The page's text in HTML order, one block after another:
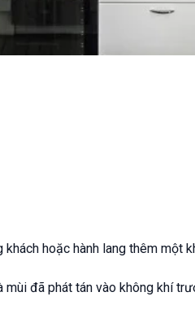
hoặc hành lang thêm một
đã phát tán vào không khí